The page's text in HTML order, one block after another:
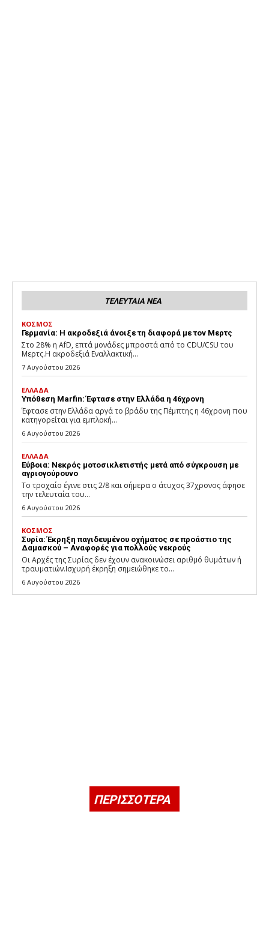
ΤΕΛΕΥΤΑΙΑ ΝΕΑ
ΚΟΣΜΟΣ
Γερμανία: Η ακροδεξιά άνοιξε τη διαφορά με τον Μερτς
Στο 28% η AfD, επτά μονάδες μπροστά από το CDU/CSU του
Μερτς.Η ακροδεξιά Εναλλακτική...
7 Αυγούστου 2026
ΕΛΛΑΔΑ
Υπόθεση Marfin: Έφτασε στην Ελλάδα η 46χρονη
Έφτασε στην Ελλάδα αργά το βράδυ της Πέμπτης η 46χρονη που
κατηγορείται για εμπλοκή...
6 Αυγούστου 2026
ΕΛΛΑΔΑ
Εύβοια: Νεκρός μοτοσικλετιστής μετά από σύγκρουση με
αγριογούρουνο
Το τροχαίο έγινε στις 2/8 και σήμερα ο άτυχος 37χρονος άφησε
την τελευταία του...
6 Αυγούστου 2026
ΚΟΣΜΟΣ
Συρία: Έκρηξη παγιδευμένου οχήματος σε προάστιο της
Δαμασκού – Αναφορές για πολλούς νεκρούς
Οι Αρχές της Συρίας δεν έχουν ανακοινώσει αριθμό θυμάτων ή
τραυματιών.Ισχυρή έκρηξη σημειώθηκε το...
6 Αυγούστου 2026
ΠΕΡΙΣΣΟΤΕΡΑ